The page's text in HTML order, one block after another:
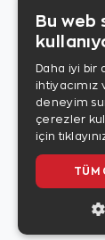
Bu web
Daha iyi bir
ihtiyacımız
deneyim
çerezler
için
TÜM